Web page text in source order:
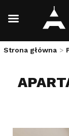
Skip
Strona główna >